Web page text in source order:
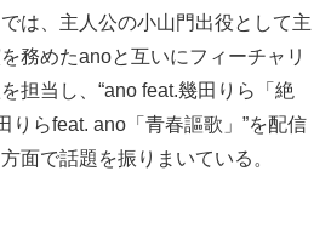
は、主人公の小山門出役として主
務めたanoと互いにフィーチャリ
担当し、“ano feat.幾田りら「絶
りらfeat. ano「青春謳歌」”を配信
面で話題を振りまいている。